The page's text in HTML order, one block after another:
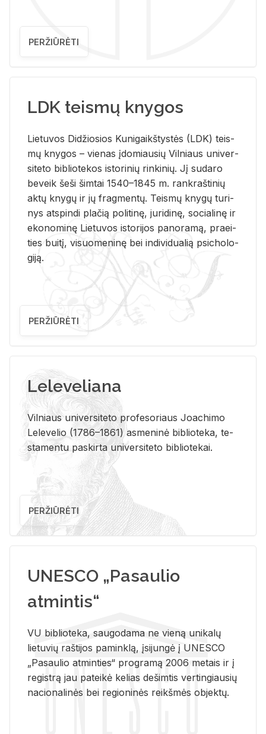
PERŽIŪRĖTI
LDK teismų knygos
Lie­tu­vos Di­džio­sios Ku­ni­gaikš­tys­tės (LDK) teis­
mų kny­gos – vie­nas įdo­miau­sių Vil­niaus uni­ver­
si­te­to bi­b­lio­te­kos is­to­ri­nių rin­ki­nių. Jį su­da­ro
be­veik šeši šim­tai 1540–1845 m. rank­raš­ti­nių
aktų kny­gų ir jų frag­men­tų. Teis­mų kny­gų tu­ri­
nys at­spin­di pla­čią po­li­ti­nę, ju­ri­di­nę, so­cia­li­nę ir
eko­no­mi­nę Lie­tu­vos is­to­ri­jos pa­no­ra­mą, pra­ei­
ties bui­tį, vi­suo­me­ni­nę bei in­di­vi­dua­lią psi­cho­lo­
gi­ją.
PERŽIŪRĖTI
Leleveliana
Vil­niaus uni­ver­si­te­to pro­fe­so­riaus Jo­a­chi­mo
Le­le­ve­lio (1786–1861) as­me­ni­nė bi­b­lio­te­ka, te­
sta­men­tu pa­skir­ta uni­ver­si­te­to bi­b­lio­te­kai.
PERŽIŪRĖTI
UNESCO „Pasaulio
atmintis“
VU biblioteka, saugodama ne vieną unikalų
lietuvių raštijos paminklą, įsijungė į UNESCO
„Pasaulio atminties“ programą 2006 metais ir į
registrą jau pateikė kelias dešimtis vertingiausių
nacionalinės bei regioninės reikšmės objektų.